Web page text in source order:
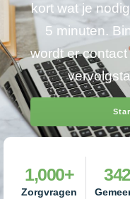
kort wat je
5 minuten.
wordt er
Zorgvragen
1,000+ 342